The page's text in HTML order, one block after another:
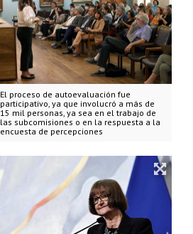
El proceso de autoevaluación fue
participativo, ya que involucró a más de
15 mil personas, ya sea en el trabajo de
las subcomisiones o en la respuesta a la
encuesta de percepciones